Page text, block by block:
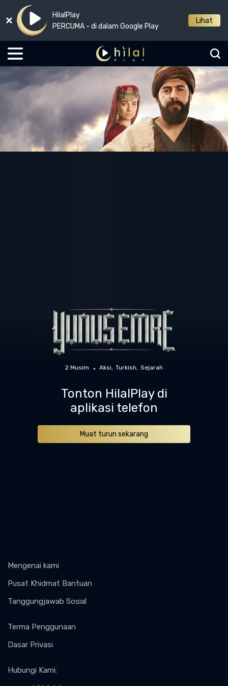
HilalPlay
PERCUMA - di dalam Google Play
Lihat
2 Musim Aksi Turkish Sejarah
Tonton HilalPlay di
aplikasi telefon
Muat turun sekarang
Mengenai kami
Pusat Khidmat Bantuan
Tanggungjawab Sosial
Terma Penggunaan
Dasar Privasi
Hubungi Kami: